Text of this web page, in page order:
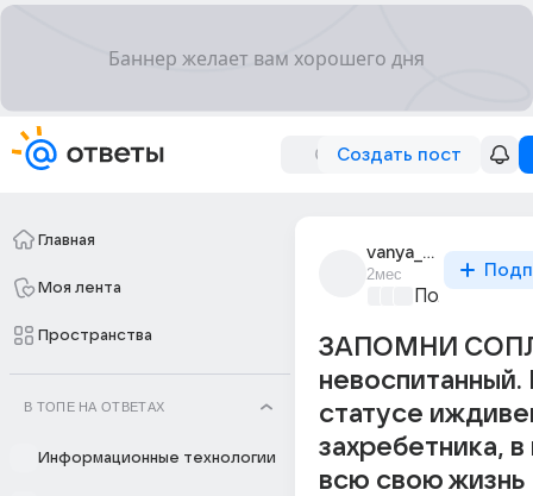
Создать пост
Главная
Моя лента
Пространства
В ТОПЕ НА ОТВЕТАХ
Информационные технологии
vanya_bibip3
2мес
ЗАПОМНИ
статусе
захребетника,
всю свою жизнь